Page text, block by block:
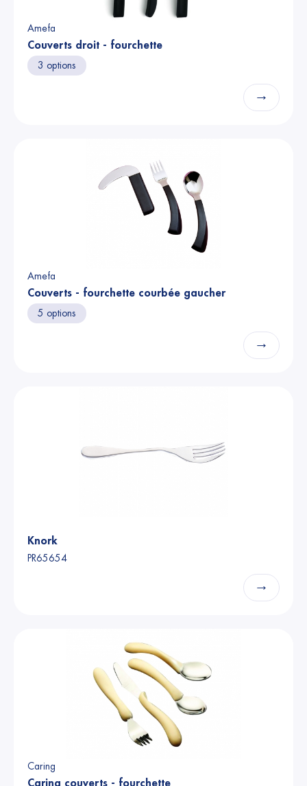
Amefa
Couverts droit - fourchette
3 options
→
Amefa
Couverts - fourchette courbée gaucher
5 options
→
Knork
PR65654
→
Caring
Caring couverts - fourchette